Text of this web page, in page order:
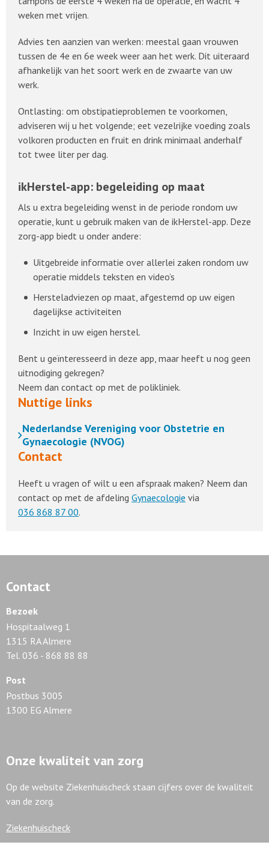
weken met vrijen.
Advies ten aanzien van werken: meestal gaan vrouwen
tussen de 4e en 6e week weer aan het werk. Dit uiteraard
afhankelijk van het soort werk en de zwaarte van uw
werk.
Ontlasting: om obstipatieproblemen te voorkomen,
adviseren wij u het volgende; eet vezelrijke voeding zoals
volkoren producten en fruit en drink minimaal anderhalf
tot twee liter per dag.
ikHerstel-app: begeleiding op maat
Als u extra begeleiding wenst in de periode rondom uw
operatie, kunt u gebruik maken van de ikHerstel-app. Deze
zorg-app biedt u onder andere:
Uitgebreide informatie over allerlei zaken rondom uw
operatie middels teksten en video’s
Hersteladviezen op maat, afgestemd op uw eigen
dagelijkse activiteiten
Inzicht in uw eigen herstel.
Bent u geïnteresseerd in deze app, maar heeft u nog geen
uitnodiging gekregen?
Neem dan contact op met de polikliniek.
Nuttige links
Nederlandse Vereniging voor Obstetrie en
Gynaecologie (NVOG)
Contact
Heeft u vragen of wilt u een afspraak maken? Neem dan
contact op met de afdeling Gynaecologie via
036 868 87 00.
Contact
Bezoek
Hospitaalweg 1
1315 RA Almere
Tel. 036 - 868 88 88
Post
Postbus 3005
1300 EG Almere
Onze kwaliteit van zorg
Op de website Ziekenhuischeck staan cijfers over de kwaliteit
van de zorg.
Ziekenhuischeck